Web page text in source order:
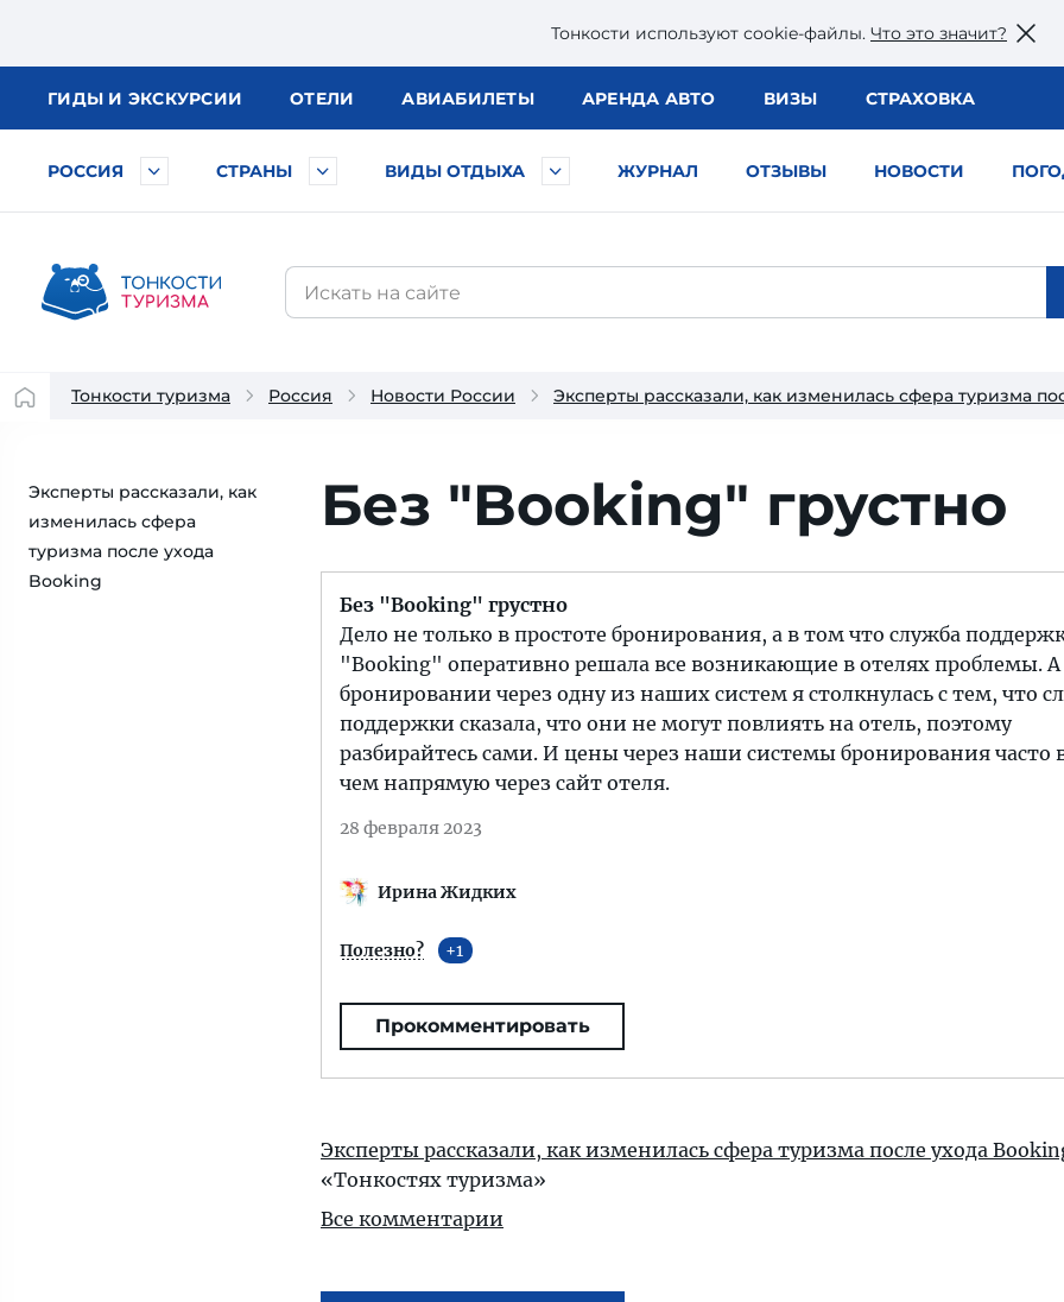
Тонкости используют сookie-файлы. Что это значит?
ГИДЫ И ЭКСКУРСИИ ОТЕЛИ АВИАБИЛЕТЫ АРЕНДА АВТО ВИЗЫ СТРАХОВКА
РОССИЯ СТРАНЫ ВИДЫ ОТДЫХА ЖУРНАЛ ОТЗЫВЫ НОВОСТИ
Тонкости туризма Россия Новости России Эксперты рассказали, как изменилась сфера туризма
Эксперты рассказали, как
изменилась сфера
туризма после ухода
Booking
Без "Booking" грустно
Без "Booking" грустно
Дело не только в простоте бронирования, а в том что служба
"Booking" оперативно решала все возникающие в отелях проблемы.
бронировании через одну из наших систем я столкнулась с тем, что
поддержки сказала, что они не могут повлиять на отель, поэтому
разбирайтесь сами. И цены через наши системы бронирования часто
чем напрямую через сайт отеля.
28 февраля 2023
Ирина Жидких
Полезно? 1
Прокомментировать
Эксперты рассказали, как изменилась сфера туризма после ухода
«Тонкостях туризма»
Все комментарии